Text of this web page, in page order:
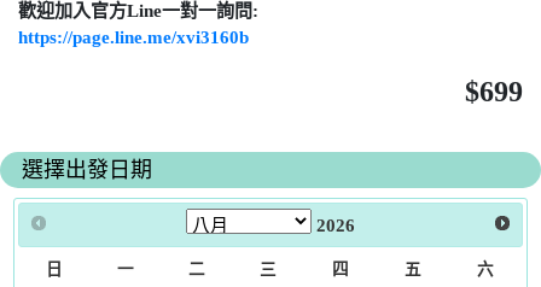
歡迎加入官方Line一對一詢問:
https://page.line.me/xvi3160b
$699
選擇出發日期
2026
日 一 二 三 四 五 六